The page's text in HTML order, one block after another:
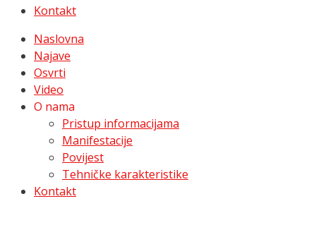
Kontakt
Naslovna
Najave
Osvrti
Video
O nama
Pristup informacijama
Manifestacije
Povijest
Tehničke karakteristike
Kontakt